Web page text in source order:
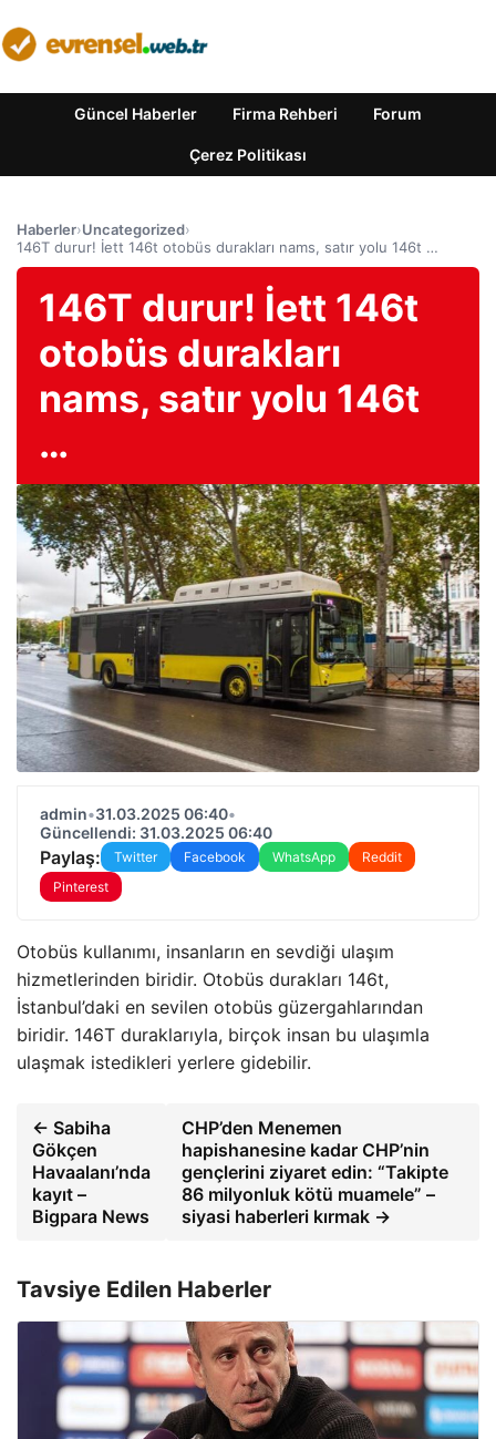
Güncel Haberler Firma Rehberi Forum
Çerez Politikası
Haberler›Uncategorized›
146T durur! İett 146t otobüs durakları nams, satır yolu 146t …
146T durur! İett 146t
otobüs durakları
nams, satır yolu 146t
…
admin•31.03.2025 06:40•
Güncellendi: 31.03.2025 06:40
Paylaş: Twitter Facebook WhatsApp
Reddit
Pinterest
Otobüs kullanımı, insanların en sevdiği ulaşım
hizmetlerinden biridir. Otobüs durakları 146t,
İstanbul’daki en sevilen otobüs güzergahlarından
biridir. 146T duraklarıyla, birçok insan bu ulaşımla
ulaşmak istedikleri yerlere gidebilir.
← Sabiha
Gökçen
Havaalanı’nda
kayıt –
Bigpara News
CHP’den Menemen
hapishanesine kadar CHP’nin
gençlerini ziyaret edin: “Takipte
86 milyonluk kötü muamele” –
siyasi haberleri kırmak →
Tavsiye Edilen Haberler